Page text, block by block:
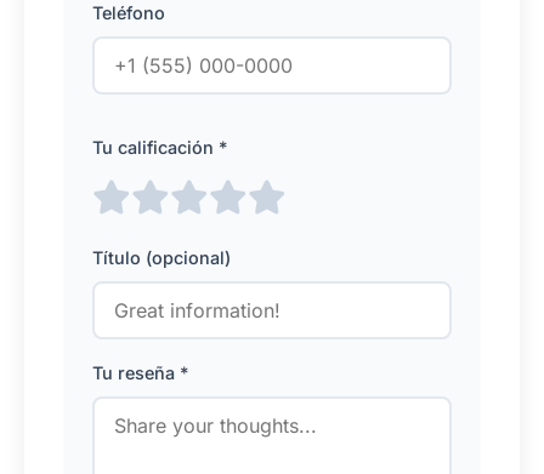
Teléfono
Tu calificación *
Título (opcional)
Tu reseña *